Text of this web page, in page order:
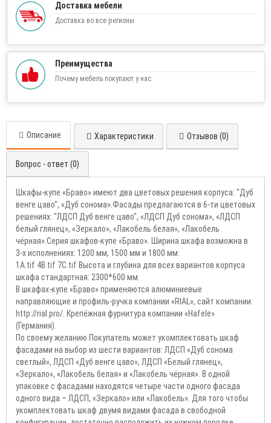
Доставка мебели
Доставка во все регионы
Преимущества
Почему мебель покупают у нас
Описание Характеристики Отзывов (0)
Вопрос - ответ (0)
Шкафы-купе «Браво» имеют два цветовых решения корпуса: "Дуб
венге цаво", «Дуб сонома».Фасады предлагаются в 6-ти цветовых
решениях: "ЛДСП Дуб венге цаво", «ЛДСП Дуб сонома», «ЛДСП
белый глянец», «Зеркало», «Лакобель белая», «Лакобель
чёрная».Серия шкафов-купе «Браво». Ширина шкафа возможна в
3-х исполнениях: 1200 мм, 1500 мм и 1800 мм:
1А.tif 4В.tif 7C.tif Высота и глубина для всех вариантов корпуса
шкафа стандартная: 2300*600 мм.
В шкафах-купе «Браво» применяются алюминиевые
направляющие и профиль-ручка компании «RIAL», сайт компании:
http://rial.pro/. Крепёжная фурнитура компании «Hafele»
(Германия).
По своему желанию Покупатель может укомплектовать шкаф
фасадами на выбор из шести вариантов: ЛДСП «Дуб сонома
светлый», ЛДСП «Дуб венге цаво», ЛДСП «Белый глянец»,
«Зеркало», «Лакобель белая» и «Лакобель чёрная». В одной
упаковке с фасадами находятся четыре части одного фасада
одного вида – ЛДСП, «Зеркало» или «Лакобель». Для того чтобы
укомплектовать шкаф двумя видами фасада в свободной